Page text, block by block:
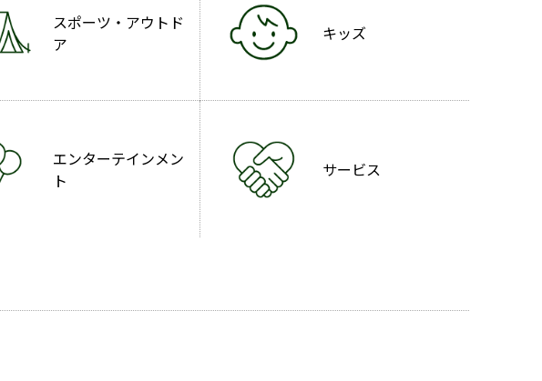
スポーツ・アウトド
ア
キッズ
エンターテインメン
ト
サービス